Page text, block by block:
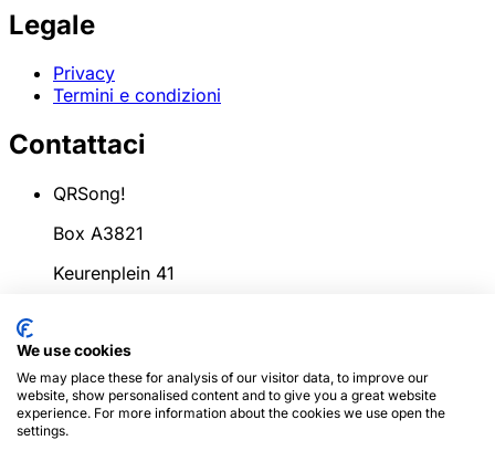
Legale
Privacy
Termini e condizioni
Contattaci
QRSong!
Box A3821
Keurenplein 41
Paesi Bassi
info@qrsong.io
CoC: 99311917
We use cookies
We may place these for analysis of our visitor data, to improve our
website, show personalised content and to give you a great website
experience. For more information about the cookies we use open the
settings.